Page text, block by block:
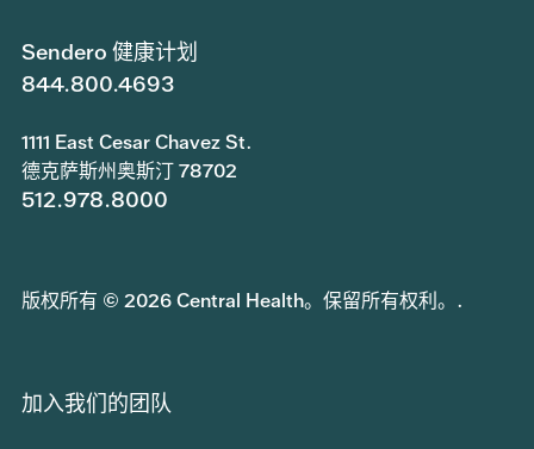
Sendero 健康计划
844.800.4693
1111 East Cesar Chavez St.
德克萨斯州奥斯汀 78702
512.978.8000
版权所有 © 2026 Central Health。保留所有权利。.
加入我们的团队